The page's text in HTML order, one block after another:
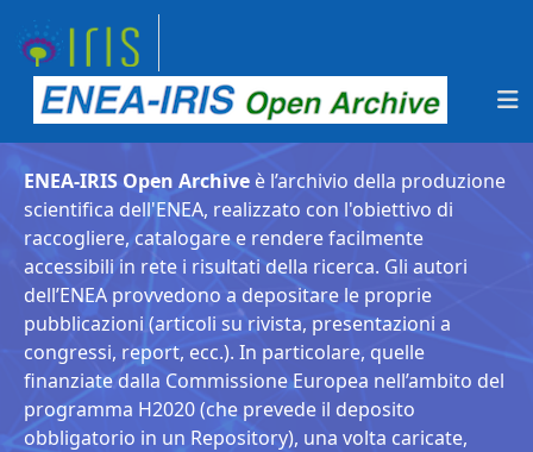
ENEA-IRIS Open Archive è l’archivio della produzione
scientifica dell'ENEA, realizzato con l'obiettivo di
raccogliere, catalogare e rendere facilmente
accessibili in rete i risultati della ricerca. Gli autori
dell’ENEA provvedono a depositare le proprie
pubblicazioni (articoli su rivista, presentazioni a
congressi, report, ecc.). In particolare, quelle
finanziate dalla Commissione Europea nell’ambito del
programma H2020 (che prevede il deposito
obbligatorio in un Repository), una volta caricate,